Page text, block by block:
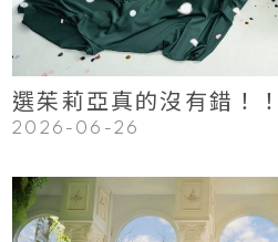
選茱莉亞真的沒有錯！！
2026-06-26